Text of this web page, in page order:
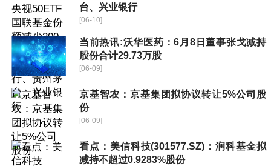
台、兴业银行
[06-10]
当前热讯:沃华医药：6月8日董事张戈减持
股份合计29.73万股
[06-09]
京基智农：京基集团拟协议转让5%公司股
份
[06-09]
看点：美信科技(301577.SZ)：润科基金拟
减持不超过0.9283%股份